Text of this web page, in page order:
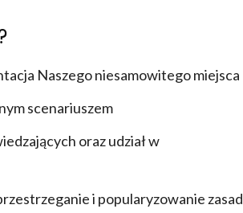
Naszego niesamowitego miejsca
scenariuszem
oraz udział w
i popularyzowanie zasad